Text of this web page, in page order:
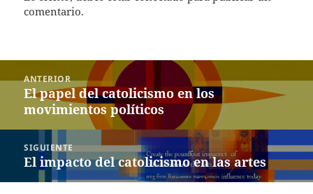
comentario.
de
entradas
ANTERIOR
Entrada
anterior:
El papel del catolicismo en los
movimientos políticos
SIGUIENTE
Entrada
El impacto del catolicismo en las artes